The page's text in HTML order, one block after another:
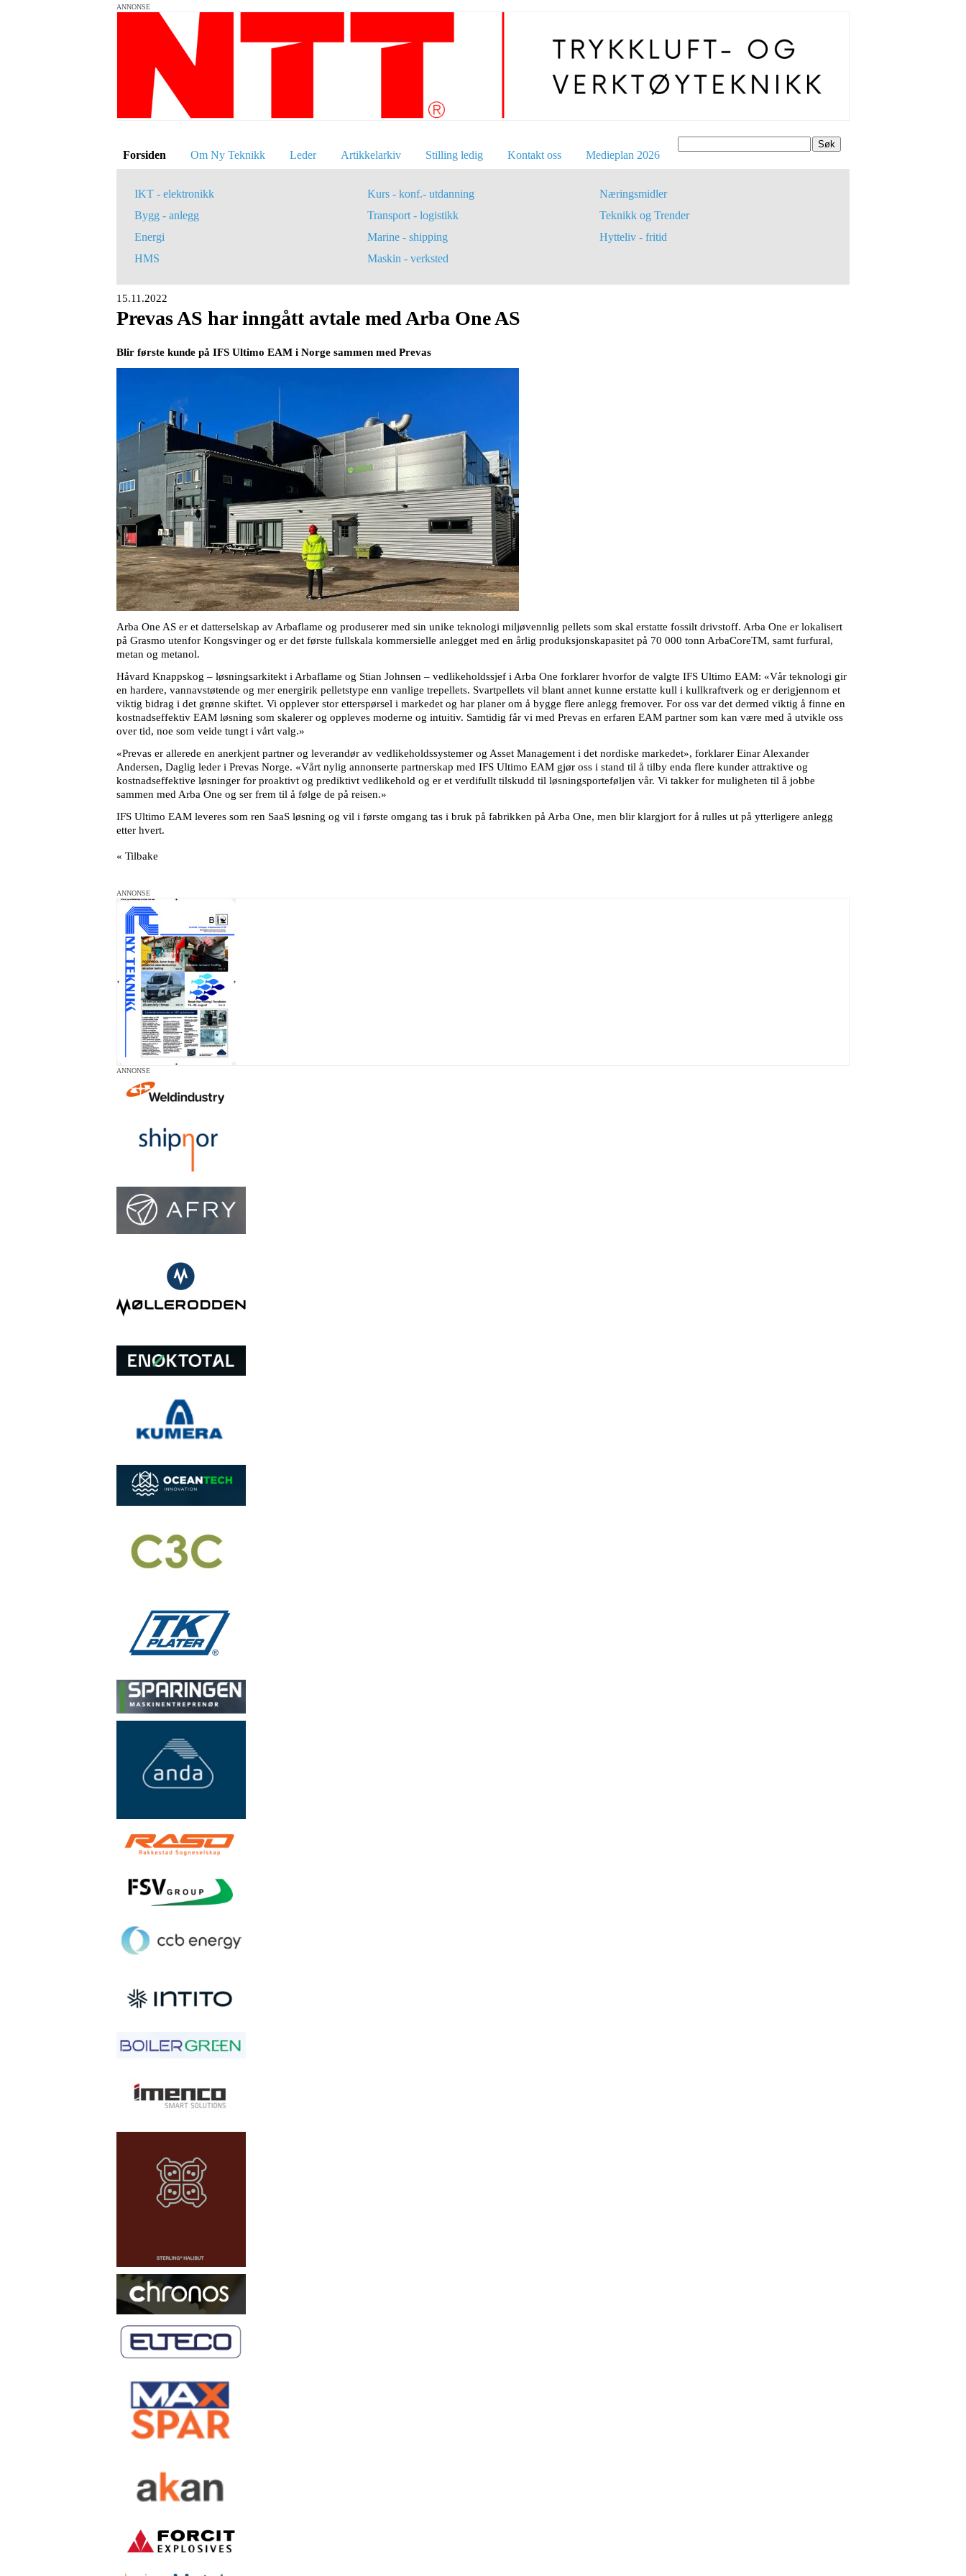
ANNONSE
Søk
Forsiden Om Ny Teknikk Leder Artikkelarkiv Stilling ledig Kontakt oss Medieplan 2026
IKT - elektronikk
Bygg - anlegg
Energi
HMS
Kurs - konf.- utdanning
Transport - logistikk
Marine - shipping
Maskin - verksted
Næringsmidler
Teknikk og Trender
Hytteliv - fritid
15.11.2022
Prevas AS har inngått avtale med Arba One AS
Blir første kunde på IFS Ultimo EAM i Norge sammen med Prevas
Arba One AS er et datterselskap av Arbaflame og produserer med sin unike teknologi miljøvennlig pellets som skal erstatte fossilt drivstoff. Arba One er lokalisert
på Grasmo utenfor Kongsvinger og er det første fullskala kommersielle anlegget med en årlig produksjonskapasitet på 70 000 tonn ArbaCoreTM, samt furfural,
metan og metanol.
Håvard Knappskog – løsningsarkitekt i Arbaflame og Stian Johnsen – vedlikeholdssjef i Arba One forklarer hvorfor de valgte IFS Ultimo EAM: «Vår teknologi gir
en hardere, vannavstøtende og mer energirik pelletstype enn vanlige trepellets. Svartpellets vil blant annet kunne erstatte kull i kullkraftverk og er derigjennom et
viktig bidrag i det grønne skiftet. Vi opplever stor etterspørsel i markedet og har planer om å bygge flere anlegg fremover. For oss var det dermed viktig å finne en
kostnadseffektiv EAM løsning som skalerer og oppleves moderne og intuitiv. Samtidig får vi med Prevas en erfaren EAM partner som kan være med å utvikle oss
over tid, noe som veide tungt i vårt valg.»
«Prevas er allerede en anerkjent partner og leverandør av vedlikeholdssystemer og Asset Management i det nordiske markedet», forklarer Einar Alexander
Andersen, Daglig leder i Prevas Norge. «Vårt nylig annonserte partnerskap med IFS Ultimo EAM gjør oss i stand til å tilby enda flere kunder attraktive og
kostnadseffektive løsninger for proaktivt og prediktivt vedlikehold og er et verdifullt tilskudd til løsningsporteføljen vår. Vi takker for muligheten til å jobbe
sammen med Arba One og ser frem til å følge de på reisen.»
IFS Ultimo EAM leveres som ren SaaS løsning og vil i første omgang tas i bruk på fabrikken på Arba One, men blir klargjort for å rulles ut på ytterligere anlegg
etter hvert.
« Tilbake
ANNONSE
ANNONSE